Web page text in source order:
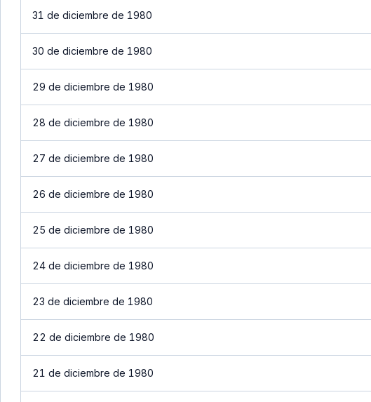
31 de diciembre de 1980
30 de diciembre de 1980
29 de diciembre de 1980
28 de diciembre de 1980
27 de diciembre de 1980
26 de diciembre de 1980
25 de diciembre de 1980
24 de diciembre de 1980
23 de diciembre de 1980
22 de diciembre de 1980
21 de diciembre de 1980